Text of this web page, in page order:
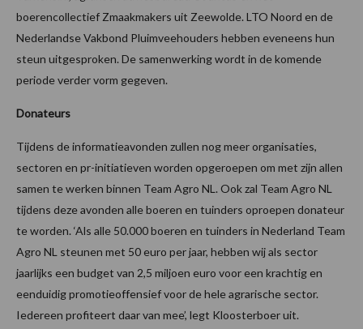
boerencollectief Zmaakmakers uit Zeewolde. LTO Noord en de
Nederlandse Vakbond Pluimveehouders hebben eveneens hun
steun uitgesproken. De samenwerking wordt in de komende
periode verder vorm gegeven.
Donateurs
Tijdens de informatieavonden zullen nog meer organisaties,
sectoren en pr-initiatieven worden opgeroepen om met zijn allen
samen te werken binnen Team Agro NL. Ook zal Team Agro NL
tijdens deze avonden alle boeren en tuinders oproepen donateur
te worden. ‘Als alle 50.000 boeren en tuinders in Nederland Team
Agro NL steunen met 50 euro per jaar, hebben wij als sector
jaarlijks een budget van 2,5 miljoen euro voor een krachtig en
eenduidig promotieoffensief voor de hele agrarische sector.
Iedereen profiteert daar van mee’, legt Kloosterboer uit.